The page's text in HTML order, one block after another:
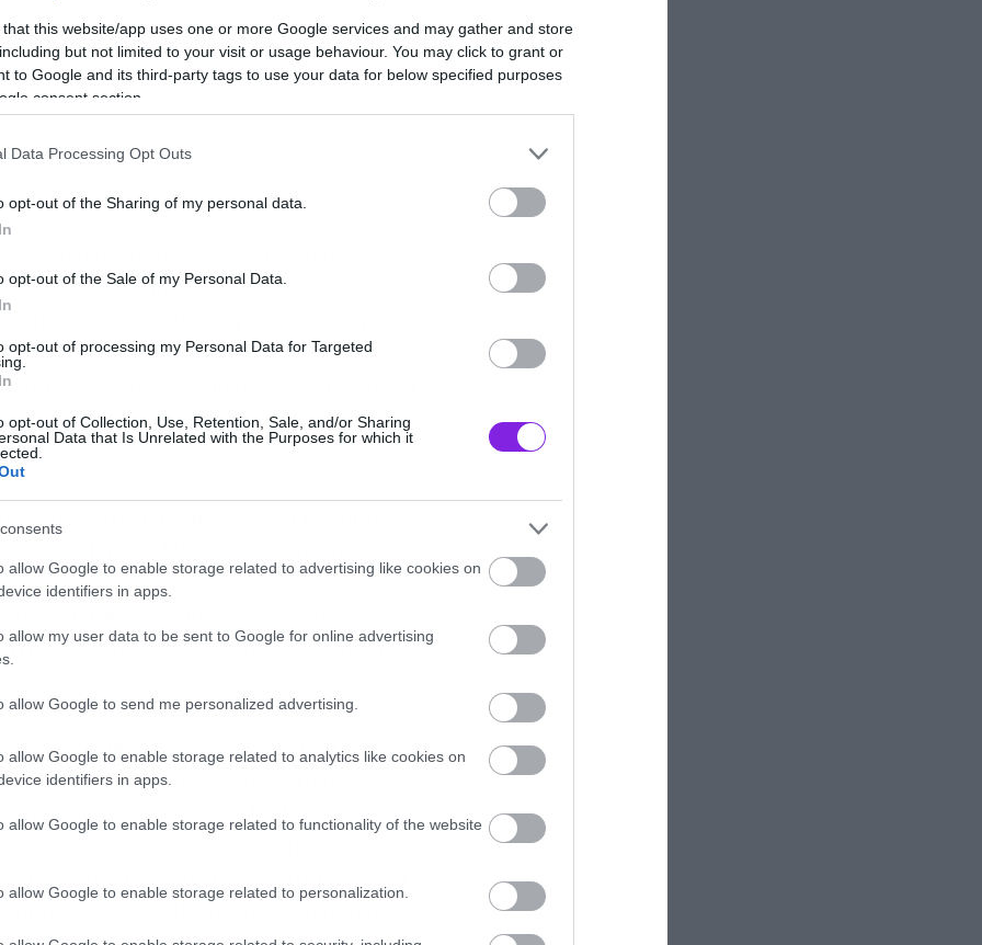
that this website/app uses one or more Google services and may gather and store
but not limited to your visit or usage behaviour. You may click to grant or
to Google and its third-party tags to use your data for below specified purposes
consent section.
Data Processing Opt Outs
opt-out of the Sharing of my personal data.
opt-out of the Sale of my Personal Data.
opt-out of processing my Personal Data for Targeted
opt-out of Collection, Use, Retention, Sale, and/or Sharing
Data that Is Unrelated with the Purposes for which it
allow Google to enable storage related to advertising like cookies on
identifiers in apps.
allow my user data to be sent to Google for online advertising
allow Google to send me personalized advertising.
allow Google to enable storage related to analytics like cookies on
identifiers in apps.
allow Google to enable storage related to functionality of the website
allow Google to enable storage related to personalization.
θα υποδεχτούμε για δύο
εναπομείναντα θρυλικά
μπάντα της οποίας η επιρροή στη
Οι Blue Öyster Cult έπαιζαν
ανθρώπους και χωρίς καμιά έκπτωση
να ηχογραφήσουν δεκάδες
ρολ λειτουργίες.
νότες τα λατρεμένα “Don’t Fear the
“Harvest Moon” και “Astronomy”.
αυτή μπάντα αποτελεί ένα από τα
που ανέδειξε ποτέ η «σκληρή»
μπάντες όλων των εποχών, και
“του είδους τους”. Το Don’t
από τους Goo Goo Dolls μέχρι τον
τους Wilco, οι psy rock μπάντες
τους, τους φωτισμούς και
Godzilla κυκλοφορεί ακόμη